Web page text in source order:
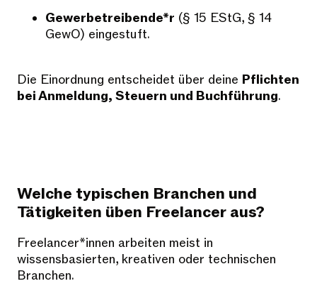
Gewerbetreibende*r (§ 15 EStG, § 14
GewO) eingestuft.
Die Einordnung entscheidet über deine Pflichten
bei Anmeldung, Steuern und Buchführung.
Welche typischen Branchen und
Tätigkeiten üben Freelancer aus?
Freelancer*innen arbeiten meist in
wissensbasierten, kreativen oder technischen
Branchen.